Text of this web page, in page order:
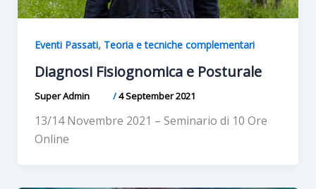
Eventi Passati, Teoria e tecniche complementari
Diagnosi Fisiognomica e Posturale
Super Admin /4 September 2021
13/14 Novembre 2021 – Seminario di 10 Ore
Online